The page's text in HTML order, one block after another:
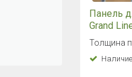
Панель
Grand
2,43x2,5
Толщина